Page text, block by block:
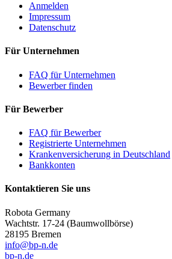
Anmelden
Impressum
Datenschutz
Für Unternehmen
FAQ für Unternehmen
Bewerber finden
Für Bewerber
FAQ für Bewerber
Registrierte Unternehmen
Krankenversicherung in Deutschland
Bankkonten
Kontaktieren Sie uns
Robota Germany
Wachtstr. 17-24 (Baumwollbörse)
28195 Bremen
info@bp-n.de
bp-n.de